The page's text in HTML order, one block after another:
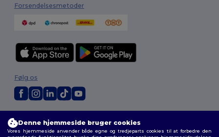
Forsendelsesmetoder
Vilkår og Betingelser|Tilpasset politik |Fortrolighedspolitik
cookies|Sitemap
Følg os
Denne hjemmeside bruger cookies
Vores hjemmeside anvender både egne og tredjeparts cookies til at forbedre den